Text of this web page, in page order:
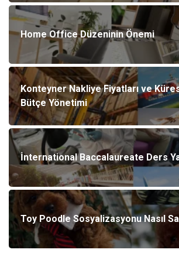
Home Office Düzeninin Önemi
Konteyner Nakliye Fiyatları ve
Bütçe Yönetimi
İnternational Baccalaureate Ders
Toy Poodle Sosyalizasyonu Nasıl